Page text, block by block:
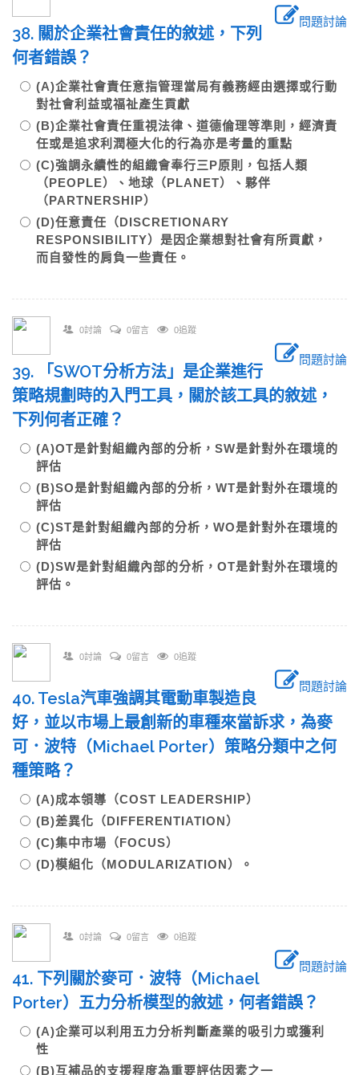
問題討論
38. 關於企業社會責任的敘述，下列
何者錯誤？
(A)企業社會責任意指管理當局有義務經由選擇或行動
對社會利益或福祉產生貢獻
(B)企業社會責任重視法律、道德倫理等準則，經濟責
任或是追求利潤極大化的行為亦是考量的重點
(C)強調永續性的組織會奉行三P原則，包括人類
（PEOPLE）、地球（PLANET）、夥伴
（PARTNERSHIP）
(D)任意責任（DISCRETIONARY
RESPONSIBILITY）是因企業想對社會有所貢獻，
而自發性的肩負一些責任。
0討論 0留言 0追蹤
問題討論
39. 「SWOT分析方法」是企業進行
策略規劃時的入門工具，關於該工具的敘述，
下列何者正確？
(A)OT是針對組織內部的分析，SW是針對外在環境的
評估
(B)SO是針對組織內部的分析，WT是針對外在環境的
評估
(C)ST是針對組織內部的分析，WO是針對外在環境的
評估
(D)SW是針對組織內部的分析，OT是針對外在環境的
評估。
0討論 0留言 0追蹤
問題討論
40. Tesla汽車強調其電動車製造良
好，並以市場上最創新的車種來當訴求，為麥
可．波特（Michael Porter）策略分類中之何
種策略？
(A)成本領導（COST LEADERSHIP）
(B)差異化（DIFFERENTIATION）
(C)集中市場（FOCUS）
(D)模組化（MODULARIZATION）。
0討論 0留言 0追蹤
問題討論
41. 下列關於麥可．波特（Michael
Porter）五力分析模型的敘述，何者錯誤？
(A)企業可以利用五力分析判斷產業的吸引力或獲利
性
(B)互補品的支援程度為重要評估因素之一